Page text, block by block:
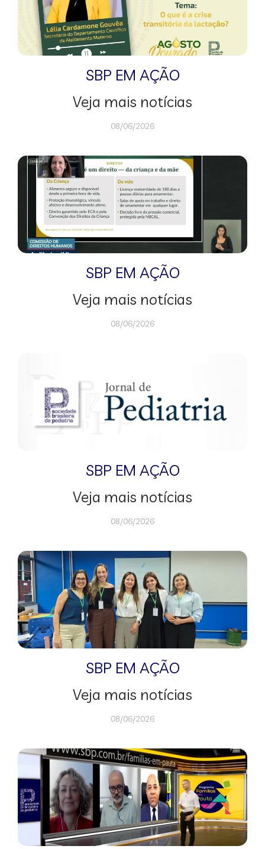
SBP EM AÇÃO
Veja mais notícias
08/06/2026
SBP EM AÇÃO
Veja mais notícias
08/06/2026
SBP EM AÇÃO
Veja mais notícias
08/06/2026
SBP EM AÇÃO
Veja mais notícias
08/06/2026